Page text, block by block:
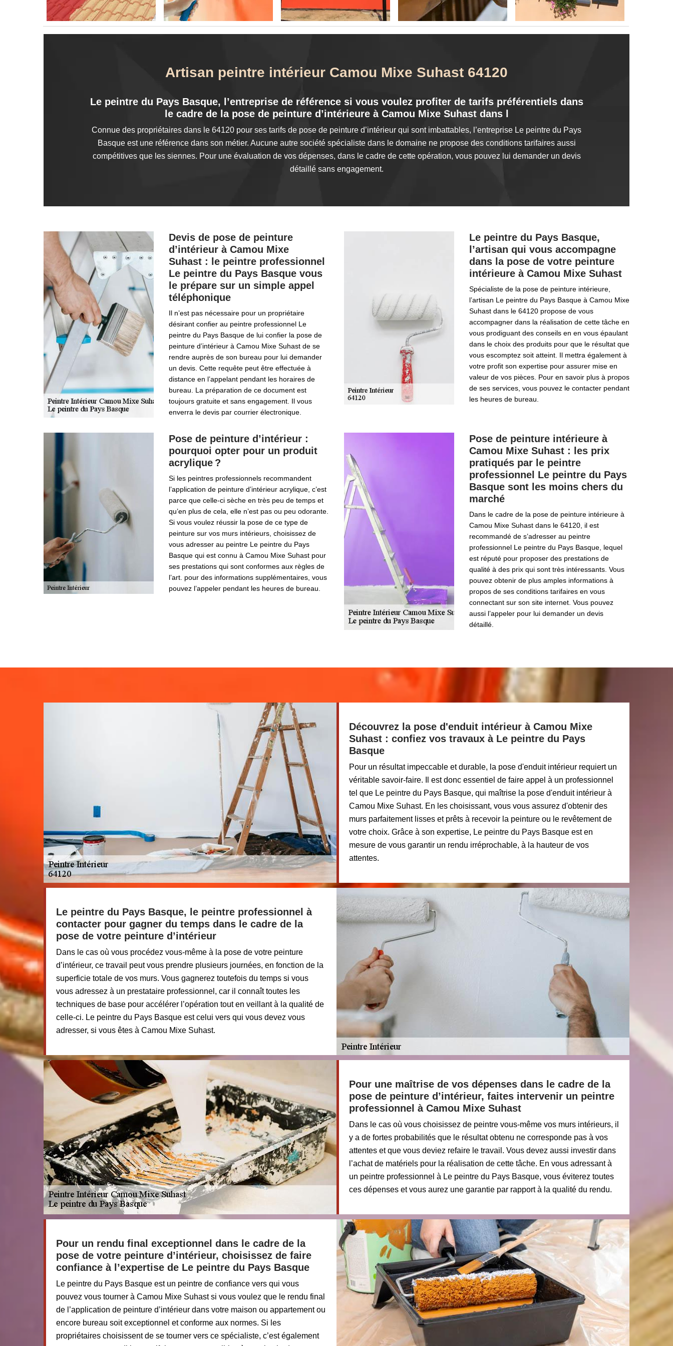
Artisan peintre intérieur Camou Mixe Suhast 64120
Le peintre du Pays Basque, l’entreprise de référence si vous voulez profiter de tarifs préférentiels dans
le cadre de la pose de peinture d’intérieure à Camou Mixe Suhast dans l
Connue des propriétaires dans le 64120 pour ses tarifs de pose de peinture d’intérieur qui sont imbattables, l’entreprise Le peintre du Pays
Basque est une référence dans son métier. Aucune autre société spécialiste dans le domaine ne propose des conditions tarifaires aussi
compétitives que les siennes. Pour une évaluation de vos dépenses, dans le cadre de cette opération, vous pouvez lui demander un devis
détaillé sans engagement.
Devis de pose de peinture
d’intérieur à Camou Mixe
Suhast : le peintre professionnel
Le peintre du Pays Basque vous
le prépare sur un simple appel
téléphonique
Il n’est pas nécessaire pour un propriétaire
désirant confier au peintre professionnel Le
peintre du Pays Basque de lui confier la pose de
peinture d’intérieur à Camou Mixe Suhast de se
rendre auprès de son bureau pour lui demander
un devis. Cette requête peut être effectuée à
distance en l’appelant pendant les horaires de
bureau. La préparation de ce document est
toujours gratuite et sans engagement. Il vous
enverra le devis par courrier électronique.
Le peintre du Pays Basque,
l’artisan qui vous accompagne
dans la pose de votre peinture
intérieure à Camou Mixe Suhast
Spécialiste de la pose de peinture intérieure,
l’artisan Le peintre du Pays Basque à Camou Mixe
Suhast dans le 64120 propose de vous
accompagner dans la réalisation de cette tâche en
vous prodiguant des conseils en en vous épaulant
dans le choix des produits pour que le résultat que
vous escomptez soit atteint. Il mettra également à
votre profit son expertise pour assurer mise en
valeur de vos pièces. Pour en savoir plus à propos
de ses services, vous pouvez le contacter pendant
les heures de bureau.
Pose de peinture d’intérieur :
pourquoi opter pour un produit
acrylique ?
Si les peintres professionnels recommandent
l’application de peinture d’intérieur acrylique, c’est
parce que celle-ci sèche en très peu de temps et
qu’en plus de cela, elle n’est pas ou peu odorante.
Si vous voulez réussir la pose de ce type de
peinture sur vos murs intérieurs, choisissez de
vous adresser au peintre Le peintre du Pays
Basque qui est connu à Camou Mixe Suhast pour
ses prestations qui sont conformes aux règles de
l’art. pour des informations supplémentaires, vous
pouvez l’appeler pendant les heures de bureau.
Pose de peinture intérieure à
Camou Mixe Suhast : les prix
pratiqués par le peintre
professionnel Le peintre du Pays
Basque sont les moins chers du
marché
Dans le cadre de la pose de peinture intérieure à
Camou Mixe Suhast dans le 64120, il est
recommandé de s’adresser au peintre
professionnel Le peintre du Pays Basque, lequel
est réputé pour proposer des prestations de
qualité à des prix qui sont très intéressants. Vous
pouvez obtenir de plus amples informations à
propos de ses conditions tarifaires en vous
connectant sur son site internet. Vous pouvez
aussi l’appeler pour lui demander un devis
détaillé.
Découvrez la pose d'enduit intérieur à Camou Mixe
Suhast : confiez vos travaux à Le peintre du Pays
Basque
Pour un résultat impeccable et durable, la pose d'enduit intérieur requiert un
véritable savoir-faire. Il est donc essentiel de faire appel à un professionnel
tel que Le peintre du Pays Basque, qui maîtrise la pose d'enduit intérieur à
Camou Mixe Suhast. En les choisissant, vous vous assurez d'obtenir des
murs parfaitement lisses et prêts à recevoir la peinture ou le revêtement de
votre choix. Grâce à son expertise, Le peintre du Pays Basque est en
mesure de vous garantir un rendu irréprochable, à la hauteur de vos
attentes.
Le peintre du Pays Basque, le peintre professionnel à
contacter pour gagner du temps dans le cadre de la
pose de votre peinture d’intérieur
Dans le cas où vous procédez vous-même à la pose de votre peinture
d’intérieur, ce travail peut vous prendre plusieurs journées, en fonction de la
superficie totale de vos murs. Vous gagnerez toutefois du temps si vous
vous adressez à un prestataire professionnel, car il connaît toutes les
techniques de base pour accélérer l’opération tout en veillant à la qualité de
celle-ci. Le peintre du Pays Basque est celui vers qui vous devez vous
adresser, si vous êtes à Camou Mixe Suhast.
Pour une maîtrise de vos dépenses dans le cadre de la
pose de peinture d’intérieur, faites intervenir un peintre
professionnel à Camou Mixe Suhast
Dans le cas où vous choisissez de peintre vous-même vos murs intérieurs, il
y a de fortes probabilités que le résultat obtenu ne corresponde pas à vos
attentes et que vous deviez refaire le travail. Vous devez aussi investir dans
l’achat de matériels pour la réalisation de cette tâche. En vous adressant à
un peintre professionnel à Le peintre du Pays Basque, vous éviterez toutes
ces dépenses et vous aurez une garantie par rapport à la qualité du rendu.
Pour un rendu final exceptionnel dans le cadre de la
pose de votre peinture d’intérieur, choisissez de faire
confiance à l’expertise de Le peintre du Pays Basque
Le peintre du Pays Basque est un peintre de confiance vers qui vous
pouvez vous tourner à Camou Mixe Suhast si vous voulez que le rendu final
de l’application de peinture d’intérieur dans votre maison ou appartement ou
encore bureau soit exceptionnel et conforme aux normes. Si les
propriétaires choisissent de se tourner vers ce spécialiste, c’est également